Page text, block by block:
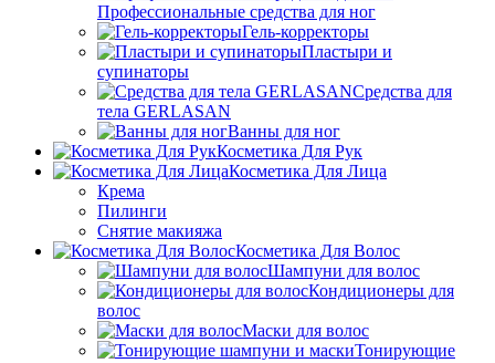
Профессиональные средства для ног
Гель-корректоры
Пластыри и
супинаторы
Средства для
тела GERLASAN
Ванны для ног
Косметика Для Рук
Косметика Для Лица
Крема
Пилинги
Снятие макияжа
Косметика Для Волос
Шампуни для волос
Кондиционеры для
волос
Маски для волос
Тонирующие